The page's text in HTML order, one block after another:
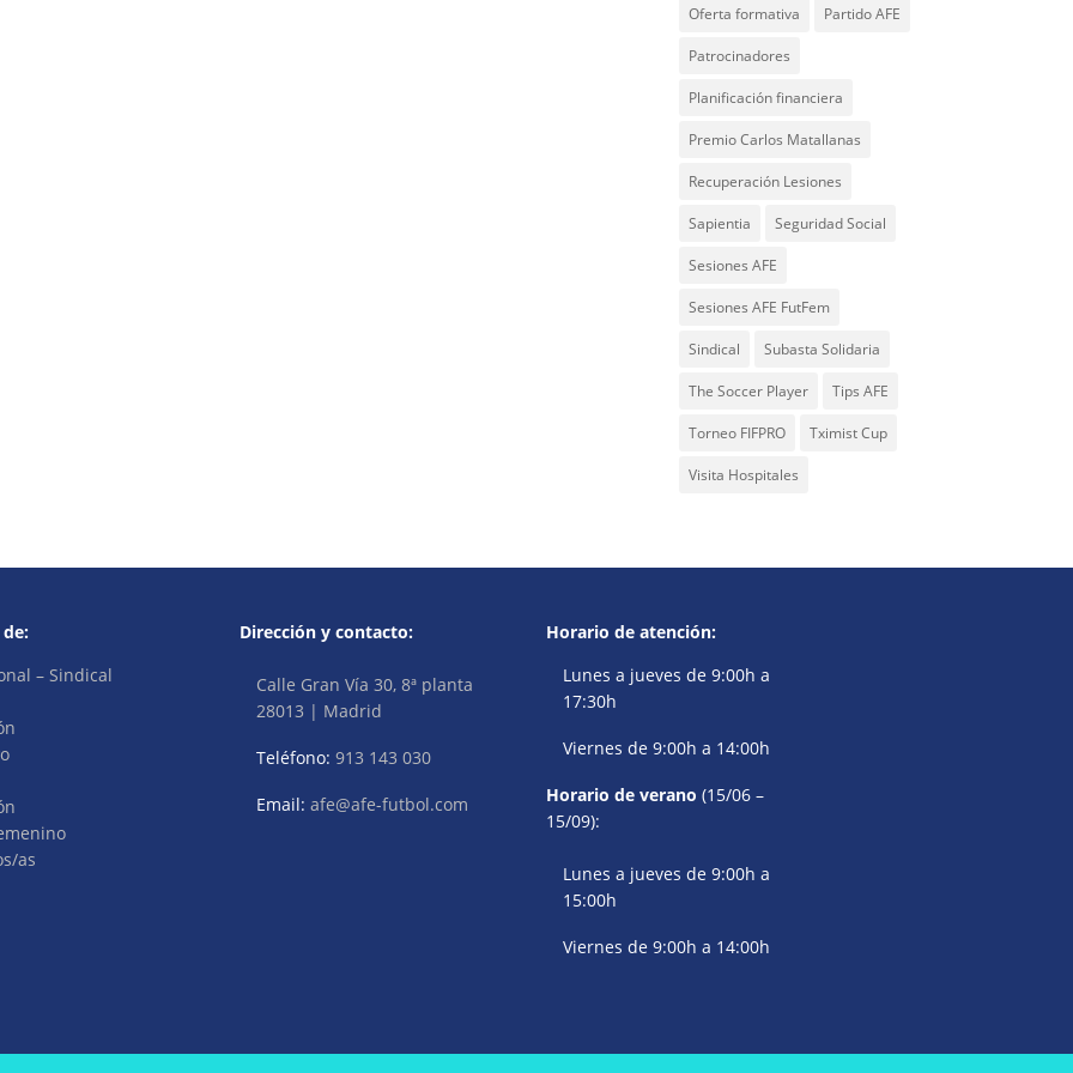
Oferta formativa Partido AFE
Patrocinadores
Planificación financiera
Premio Carlos Matallanas
Recuperación Lesiones
Sapientia Seguridad Social
Sesiones AFE
Sesiones AFE FutFem
Sindical Subasta Solidaria
The Soccer Player Tips AFE
Torneo FIFPRO Tximist Cup
Visita Hospitales
– Sindical
as
Dirección y contacto:
Calle Gran Vía 30, 8ª planta
28013 | Madrid
Teléfono: 913 143 030
Email: afe@afe-futbol.com
Horario de atención:
Lunes a jueves de 9:00h a
17:30h
Viernes de 9:00h a 14:00h
Horario de verano (15/06 –
15/09):
Lunes a jueves de 9:00h a
15:00h
Viernes de 9:00h a 14:00h